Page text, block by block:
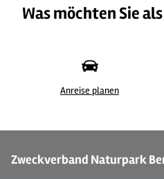
Was möchten Sie
Anreise planen
Zweckverband Naturpark